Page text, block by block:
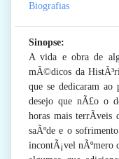
Biografias
Sinopse:
A vida e obra de
mÃ©dicos da
que se dedicaram ao
desejo que nÃ£o o
horas mais terrÃ­veis
saÃºde e o
incontÃ¡vel nÃºmero